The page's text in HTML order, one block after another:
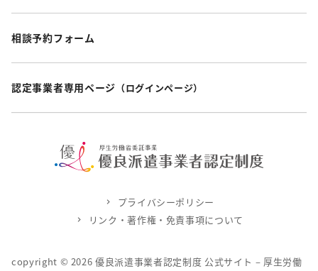
相談予約フォーム
認定事業者専用ページ （ログインページ）
copyright © 2026 優良派遣事業者認定制度 公式サイト – 厚生労働
プライバシーポリシー
リンク・著作権・免責事項について